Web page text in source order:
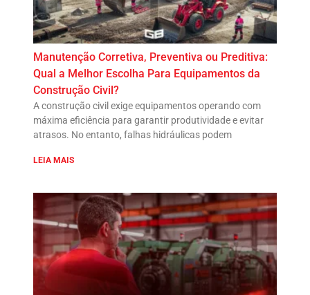
Manutenção Corretiva, Preventiva ou Preditiva:
Qual a Melhor Escolha Para Equipamentos da
Construção Civil?
A construção civil exige equipamentos operando com
máxima eficiência para garantir produtividade e evitar
atrasos. No entanto, falhas hidráulicas podem
LEIA MAIS